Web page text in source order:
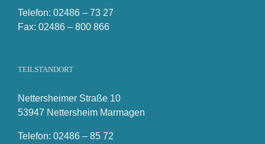
Telefon: 02486 – 73 27
Fax: 02486 – 800 866
TEILSTANDORT
Nettersheimer Straße 10
53947 Nettersheim Marmagen
Telefon: 02486 – 85 72